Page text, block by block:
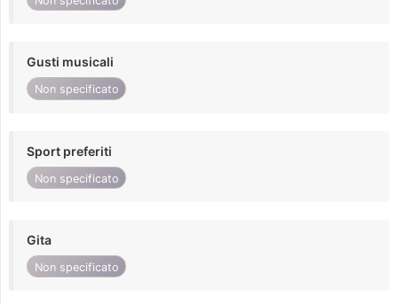
Gusti musicali
Non specificato
Sport preferiti
Non specificato
Gita
Non specificato